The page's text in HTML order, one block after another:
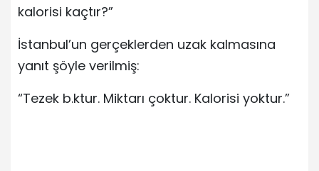
kalorisi kaçtır?”
İstanbul’un gerçeklerden uzak kalmasına
yanıt şöyle verilmiş:
“Tezek b.ktur. Miktarı çoktur. Kalorisi yoktur.”